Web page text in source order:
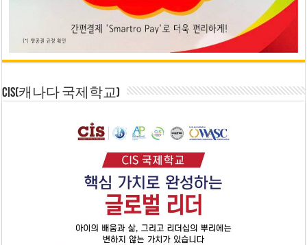
CIS(캐나다 국제학교)